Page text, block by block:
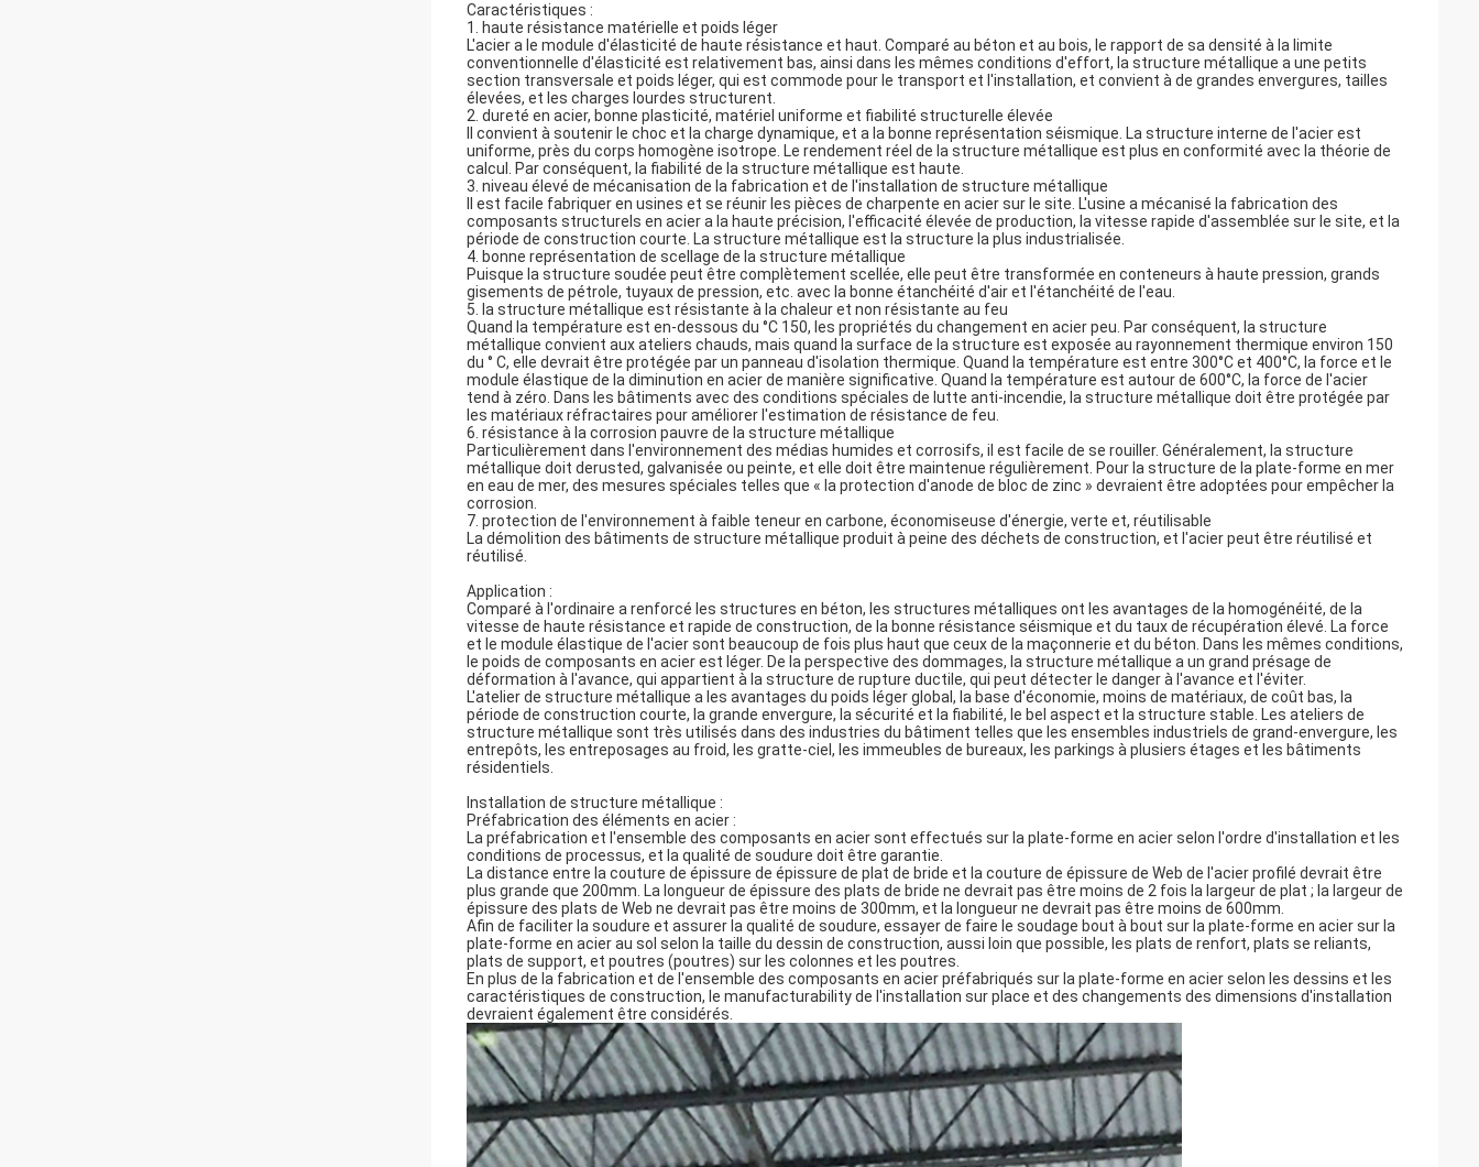
Caractéristiques :
1. haute résistance matérielle et poids léger
L'acier a le module d'élasticité de haute résistance et haut. Comparé au béton et au bois, le rapport de sa densité à la limite
conventionnelle d'élasticité est relativement bas, ainsi dans les mêmes conditions d'effort, la structure métallique a une petits
section transversale et poids léger, qui est commode pour le transport et l'installation, et convient à de grandes envergures, tailles
élevées, et les charges lourdes structurent.
2. dureté en acier, bonne plasticité, matériel uniforme et fiabilité structurelle élevée
Il convient à soutenir le choc et la charge dynamique, et a la bonne représentation séismique. La structure interne de l'acier est
uniforme, près du corps homogène isotrope. Le rendement réel de la structure métallique est plus en conformité avec la théorie de
calcul. Par conséquent, la fiabilité de la structure métallique est haute.
3. niveau élevé de mécanisation de la fabrication et de l'installation de structure métallique
Il est facile fabriquer en usines et se réunir les pièces de charpente en acier sur le site. L'usine a mécanisé la fabrication des
composants structurels en acier a la haute précision, l'efficacité élevée de production, la vitesse rapide d'assemblée sur le site, et la
période de construction courte. La structure métallique est la structure la plus industrialisée.
4. bonne représentation de scellage de la structure métallique
Puisque la structure soudée peut être complètement scellée, elle peut être transformée en conteneurs à haute pression, grands
gisements de pétrole, tuyaux de pression, etc. avec la bonne étanchéité d'air et l'étanchéité de l'eau.
5. la structure métallique est résistante à la chaleur et non résistante au feu
Quand la température est en-dessous du °C 150, les propriétés du changement en acier peu. Par conséquent, la structure
métallique convient aux ateliers chauds, mais quand la surface de la structure est exposée au rayonnement thermique environ 150
du ° C, elle devrait être protégée par un panneau d'isolation thermique. Quand la température est entre 300°C et 400°C, la force et le
module élastique de la diminution en acier de manière significative. Quand la température est autour de 600°C, la force de l'acier
tend à zéro. Dans les bâtiments avec des conditions spéciales de lutte anti-incendie, la structure métallique doit être protégée par
les matériaux réfractaires pour améliorer l'estimation de résistance de feu.
6. résistance à la corrosion pauvre de la structure métallique
Particulièrement dans l'environnement des médias humides et corrosifs, il est facile de se rouiller. Généralement, la structure
métallique doit derusted, galvanisée ou peinte, et elle doit être maintenue régulièrement. Pour la structure de la plate-forme en mer
en eau de mer, des mesures spéciales telles que « la protection d'anode de bloc de zinc » devraient être adoptées pour empêcher la
corrosion.
7. protection de l'environnement à faible teneur en carbone, économiseuse d'énergie, verte et, réutilisable
La démolition des bâtiments de structure métallique produit à peine des déchets de construction, et l'acier peut être réutilisé et
réutilisé.
Application :
Comparé à l'ordinaire a renforcé les structures en béton, les structures métalliques ont les avantages de la homogénéité, de la
vitesse de haute résistance et rapide de construction, de la bonne résistance séismique et du taux de récupération élevé. La force
et le module élastique de l'acier sont beaucoup de fois plus haut que ceux de la maçonnerie et du béton. Dans les mêmes conditions,
le poids de composants en acier est léger. De la perspective des dommages, la structure métallique a un grand présage de
déformation à l'avance, qui appartient à la structure de rupture ductile, qui peut détecter le danger à l'avance et l'éviter.
L'atelier de structure métallique a les avantages du poids léger global, la base d'économie, moins de matériaux, de coût bas, la
période de construction courte, la grande envergure, la sécurité et la fiabilité, le bel aspect et la structure stable. Les ateliers de
structure métallique sont très utilisés dans des industries du bâtiment telles que les ensembles industriels de grand-envergure, les
entrepôts, les entreposages au froid, les gratte-ciel, les immeubles de bureaux, les parkings à plusiers étages et les bâtiments
résidentiels.
Installation de structure métallique :
Préfabrication des éléments en acier :
La préfabrication et l'ensemble des composants en acier sont effectués sur la plate-forme en acier selon l'ordre d'installation et les
conditions de processus, et la qualité de soudure doit être garantie.
La distance entre la couture de épissure de épissure de plat de bride et la couture de épissure de Web de l'acier profilé devrait être
plus grande que 200mm. La longueur de épissure des plats de bride ne devrait pas être moins de 2 fois la largeur de plat ; la largeur de
épissure des plats de Web ne devrait pas être moins de 300mm, et la longueur ne devrait pas être moins de 600mm.
Afin de faciliter la soudure et assurer la qualité de soudure, essayer de faire le soudage bout à bout sur la plate-forme en acier sur la
plate-forme en acier au sol selon la taille du dessin de construction, aussi loin que possible, les plats de renfort, plats se reliants,
plats de support, et poutres (poutres) sur les colonnes et les poutres.
En plus de la fabrication et de l'ensemble des composants en acier préfabriqués sur la plate-forme en acier selon les dessins et les
caractéristiques de construction, le manufacturability de l'installation sur place et des changements des dimensions d'installation
devraient également être considérés.